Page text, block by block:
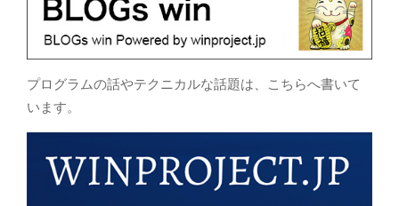
プログラムの話やテクニカルな話題は、こちらへ書いて
います。